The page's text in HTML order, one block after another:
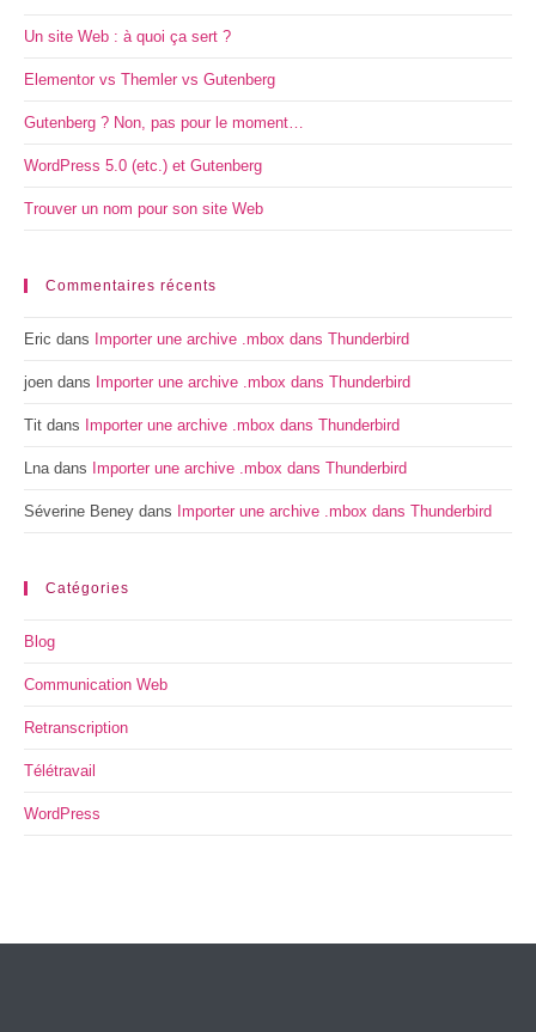
Un site Web : à quoi ça sert ?
Elementor vs Themler vs Gutenberg
Gutenberg ? Non, pas pour le moment…
WordPress 5.0 (etc.) et Gutenberg
Trouver un nom pour son site Web
Commentaires récents
Eric dans Importer une archive .mbox dans Thunderbird
joen dans Importer une archive .mbox dans Thunderbird
Tit dans Importer une archive .mbox dans Thunderbird
Lna dans Importer une archive .mbox dans Thunderbird
Séverine Beney dans Importer une archive .mbox dans Thunderbird
Catégories
Blog
Communication Web
Retranscription
Télétravail
WordPress